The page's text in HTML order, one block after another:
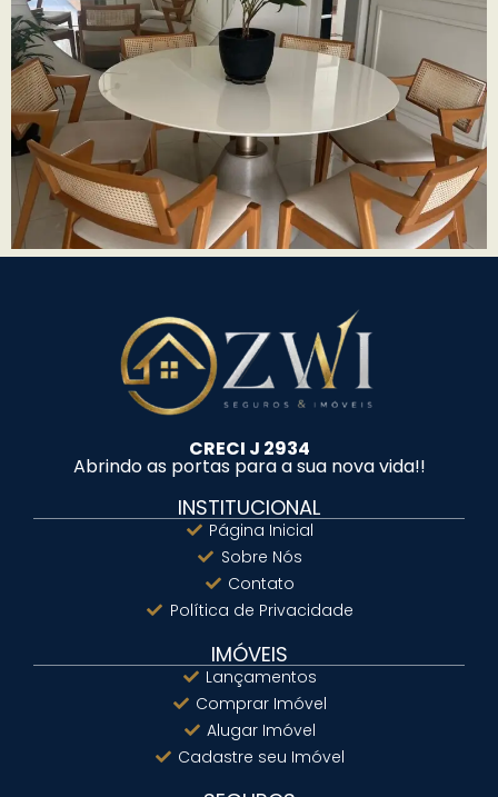
CRECI J 2934
Abrindo as portas para a sua nova vida!!
INSTITUCIONAL
Página Inicial
Sobre Nós
Contato
Política de Privacidade
IMÓVEIS
Lançamentos
Comprar Imóvel
Alugar Imóvel
Cadastre seu Imóvel